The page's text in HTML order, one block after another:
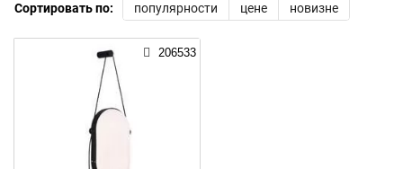
Сортировать по:
популярности цене новизне
206533